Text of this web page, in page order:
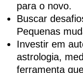
para o novo.
Buscar
Pequenas
Investir em
astrologia,
ferramenta